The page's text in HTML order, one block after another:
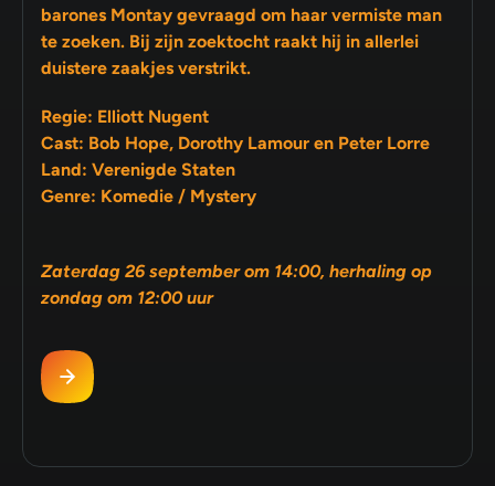
barones Montay gevraagd om haar vermiste man
te zoeken. Bij zijn zoektocht raakt hij in allerlei
duistere zaakjes verstrikt.
Regie: Elliott Nugent
Cast: Bob Hope, Dorothy Lamour en Peter Lorre
Land: Verenigde Staten
Genre: Komedie / Mystery
Zaterdag 26 september om 14:00, herhaling op
zondag om 12:00 uur